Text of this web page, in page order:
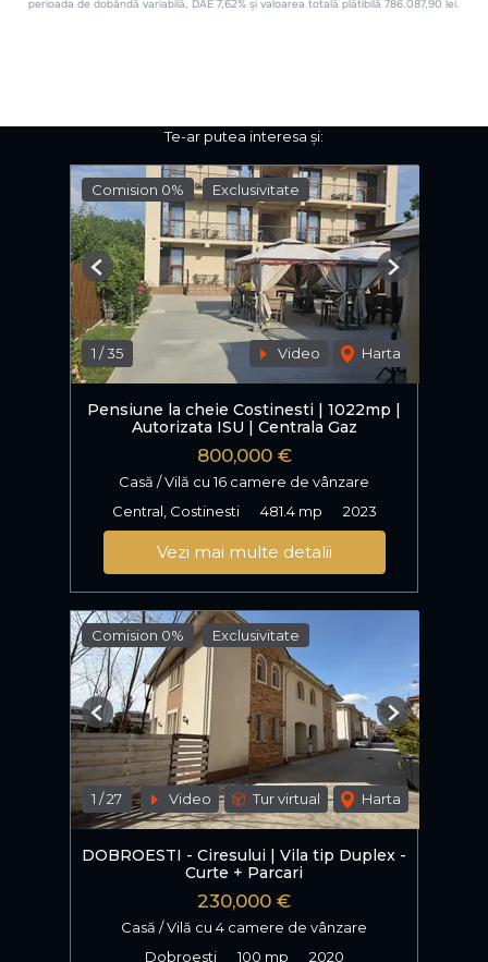
Te-ar putea interesa și:
Comision 0% Exclusivitate
1 /35 Video Harta
Previous Next
Pensiune la cheie Costinesti | 1022mp |
Autorizata ISU | Centrala Gaz
800,000 €
Casă / Vilă cu 16 camere de vânzare
Central, Costinesti
481.4 mp 2023
Vezi mai multe detalii
Comision 0% Exclusivitate
1 /27 Video Tur virtual Harta
Previous Next
DOBROESTI - Ciresului | Vila tip Duplex -
Curte + Parcari
230,000 €
Casă / Vilă cu 4 camere de vânzare
Dobroesti
100 mp 2020